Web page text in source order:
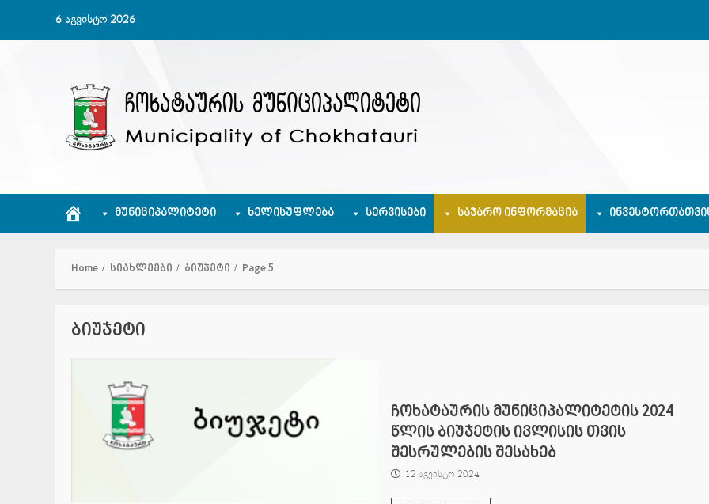
6 აგვისტო 2026
ᲛᲣᲜᲘᲪᲘᲞᲐᲚᲘᲢᲔᲢᲘ ᲮᲔᲚᲘᲡᲣᲤᲚᲔᲑᲐ ᲡᲔᲠᲕᲘᲡᲔᲑᲘ ᲡᲐᲯᲐᲠᲝ ᲘᲜᲤᲝᲠᲛᲐᲪᲘᲐ
Home სიახლეები ბიუჯეტი Page 5
ბიუჯეტი
ჩოხატაურის მუნიციპალიტეტის 2024
წლის ბიუჯეტის ივლისის თვის
შესრულების შესახებ
12 აგვისტო 2024